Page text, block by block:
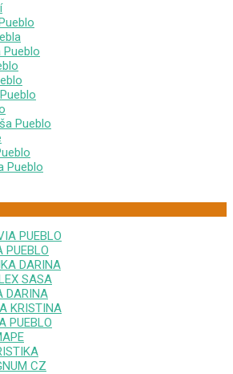
Pueblo
Pueblo
Pueblo
PUEBLO
PUEBLO
DARINA
SASA
DARINA
KRISTINA
PUEBLO
CZ